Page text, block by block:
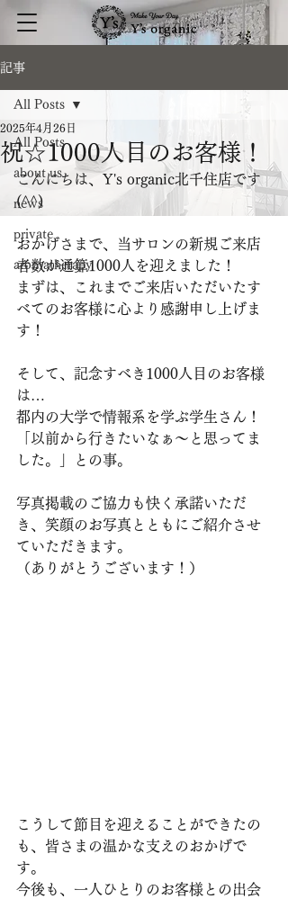
記事
All Posts
about us
news
private
aromatherapy
All Posts
祝☆1000人目のお客様！
2025年4月26日
こんにちは、Y's organic北千住店です
(^^)
おかげさまで、当サロンの新規ご来店
者数が通算1000人を迎えました！
まずは、これまでご来店いただいたす
べてのお客様に心より感謝申し上げま
す！
そして、記念すべき1000人目のお客様
は…
都内の大学で情報系を学ぶ学生さん！
「以前から行きたいなぁ～と思ってま
した。」との事。
写真掲載のご協力も快く承諾いただ
き、笑顔のお写真とともにご紹介させ
ていただきます。
（ありがとうございます！）
こうして節目を迎えることができたの
も、皆さまの温かな支えのおかげで
す。
今後も、一人ひとりのお客様との出会